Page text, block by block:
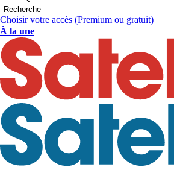
Recherche
Choisir votre accès (Premium ou gratuit)
À la une